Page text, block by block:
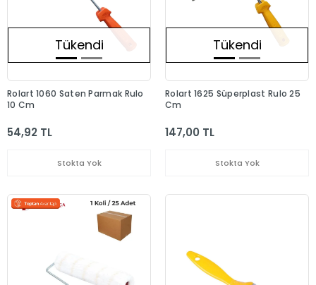
Tükendi
Rolart 1060 Saten Parmak Rulo
10 Cm
54,92 TL
Stokta Yok
Tükendi
Rolart 1625 Süperplast Rulo 25
Cm
147,00 TL
Stokta Yok